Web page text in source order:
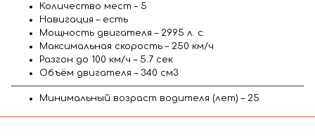
Количество мест – 5
Навигация – есть
Мощность двигателя – 2995 л. с.
Максимальная скорость – 250 км/ч
Разгон до 100 км/ч – 5.7 сек
Объём двигателя – 340 см3
Минимальный возраст водителя (лет) – 25